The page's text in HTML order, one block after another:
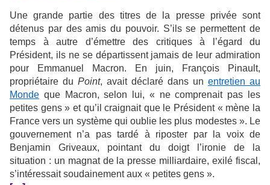
Une grande partie des titres de la presse privée sont
détenus par des amis du pouvoir. S’ils se permettent de
temps à autre d’émettre des critiques à l’égard du
Président, ils ne se départissent jamais de leur admiration
pour Emmanuel Macron. En juin, François Pinault,
propriétaire du Point, avait déclaré dans un entretien au
Monde que Macron, selon lui, « ne comprenait pas les
petites gens » et qu’il craignait que le Président « mène la
France vers un système qui oublie les plus modestes ». Le
gouvernement n’a pas tardé à riposter par la voix de
Benjamin Griveaux, pointant du doigt l’ironie de la
situation : un magnat de la presse milliardaire, exilé fiscal,
s’intéressait soudainement aux « petites gens ».